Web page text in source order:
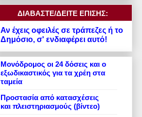
ΔΙΑΒΑΣΤΕ/ΔΕΙΤΕ ΕΠΙΣΗΣ:
Αν έχεις οφειλές σε τράπεζες ή το
Δημόσιο, σ' ενδιαφέρει αυτό!
Μονόδρομος οι 24 δόσεις και ο
εξωδικαστικός για τα χρέη στα
ταμεία
Προστασία από κατασχέσεις
και πλειστηριασμούς (βίντεο)